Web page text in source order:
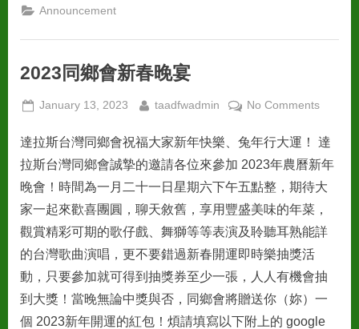
Announcement
2023同鄉會新春晚宴
Posted
January 13, 2023 By
taadfwadmin No Commentson
同
鄉
會
新
春
晚
達拉斯台灣同鄉會祝福大家新年快樂、兔年行大運！ 達
拉斯台灣同鄉會誠摯的邀請各位來參加 2023年農曆新年
晚會！時間為一月二十一日星期六下午五點整，期待大
家一起來歡喜團圓，聊天敘舊，享用豐盛美味的年菜，
觀賞精彩可期的歌仔戲、舞獅等等表演及聆聽耳熟能詳
的台灣歌曲演唱，更不要錯過新春開運即時樂抽獎活
動，只要參加就可得到抽獎券至少一張，人人有機會抽
到大獎！當晚無論中獎與否，同鄉會將贈送你（妳）一
個 2023新年開運的紅包！煩請填寫以下附上的 google